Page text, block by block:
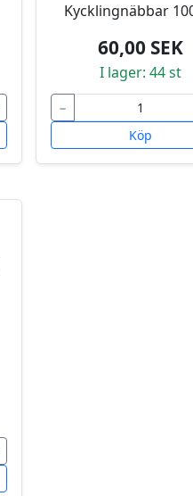
Kycklingnäbbar
60,00 SEK
I lager: 44 st
−
Köp